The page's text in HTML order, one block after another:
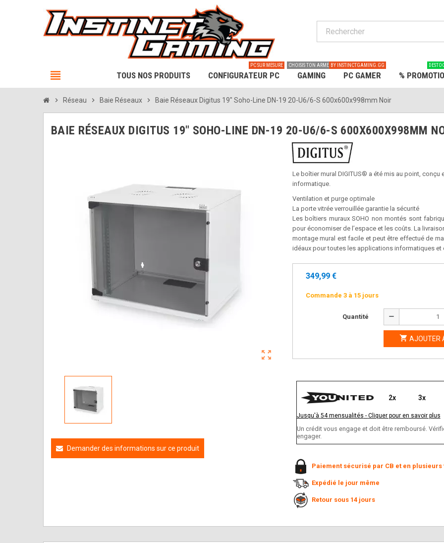
view_headline TOUS NOS PRODUITS CONFIGURATEUR PC
PC SUR MESURE
GAMING
CHOISIS TON ARME
PC GAMER
BY INSTINCTGAMING.GG
%
chevron_right Réseau chevron_right Baie Réseaux chevron_right Baie Réseaux Digitus 19" Soho-Line DN-19 20-U6/6-S 600x600x998mm Noir
BAIE RÉSEAUX DIGITUS 19" SOHO-LINE DN-19 20-U6/6-S 600X600X998MM
zoom_out_map
Demander des informations sur ce produit
Le boîtier mural DIGITUS® a été mis au point,
informatique.
Ventilation et purge optimale
La porte vitrée verrouillée garantie la sécurité
Les boîtiers muraux SOHO non montés sont
pour économiser de l’espace et les coûts. La
montage mural est facile et peut être effectué de
idéaux pour toutes les applications informatiques
349,99 €
Commande 3 à 15 jours
Quantité remove
 AJOUTER
2x 3x
Jusqu'à 54 mensualités - Cliquer pour en savoir plus
Un crédit vous engage et doit être remboursé.
engager.
Paiement sécurisé par CB et en plusieurs
Expédié le jour même
Retour sous 14 jours